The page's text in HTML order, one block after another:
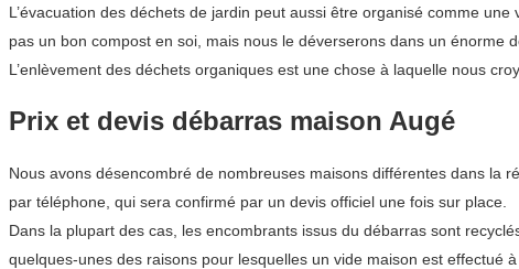
L’évacuation des déchets de jardin peut aussi être organisé comme
pas un bon compost en soi, mais nous le déverserons dans un énorme
L’enlèvement des déchets organiques est une chose à laquelle nous
Prix et devis débarras maison Augé
Nous avons désencombré de nombreuses maisons différentes dans la
par téléphone, qui sera confirmé par un devis officiel une fois sur place.
Dans la plupart des cas, les encombrants issus du débarras sont
quelques-unes des raisons pour lesquelles un vide maison est effectué à